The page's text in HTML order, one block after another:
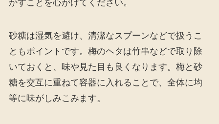
かすことを心がけてください。
砂糖は湿気を避け、清潔なスプーンなどで扱うこ
ともポイントです。梅のヘタは竹串などで取り除
いておくと、味や見た目も良くなります。梅と砂
糖を交互に重ねて容器に入れることで、全体に均
等に味がしみこみます。